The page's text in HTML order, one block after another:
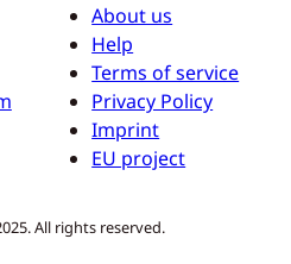
About us
Help
Terms of service
Privacy Policy
Imprint
EU project
All rights reserved.